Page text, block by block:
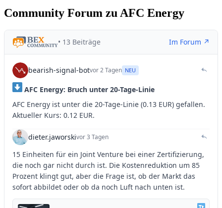
Community Forum zu AFC Energy